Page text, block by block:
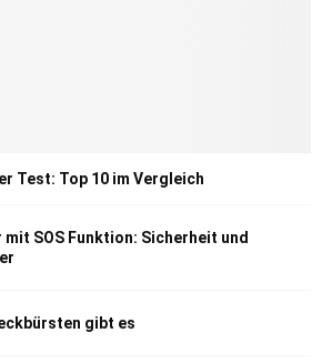
Test: Top 10 im Vergleich
SOS Funktion: Sicherheit und
gibt es